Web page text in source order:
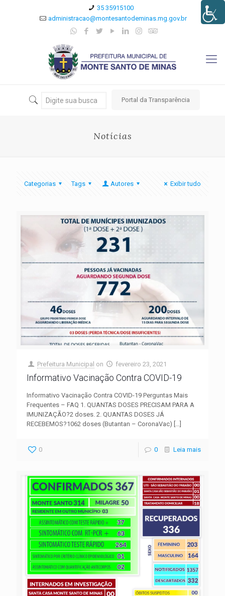
35 35915100
administracao@montesantodeminas.mg.gov.br
Portal da Transparência
Notícias
Categorias Tags Autores Exibir tudo
Prefeitura Municipal on fevereiro 23, 2021
Informativo Vacinação Contra COVID-19
Informativo Vacinação Contra COVID-19 Perguntas Mais
Frequentes – FAQ 1. QUANTAS DOSES PRECISAM PARA A
IMUNIZAÇÃO?2 doses. 2. QUANTAS DOSES JÁ
RECEBEMOS?1062 doses (Butantan – CoronaVac) […]
0 0 Leia mais